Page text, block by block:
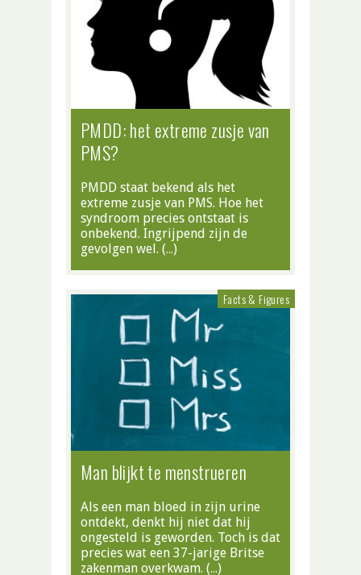
PMDD: het extreme zusje van
PMS?
PMDD staat bekend als het
extreme zusje van PMS. Hoe het
syndroom precies ontstaat is
onbekend. Ingrijpend zijn de
gevolgen wel. (…)
Facts & Figures
Man blijkt te menstrueren
Als een man bloed in zijn urine
ontdekt, denkt hij niet dat hij
ongesteld is geworden. Toch is dat
precies wat een 37-jarige Britse
zakenman overkwam. (…)